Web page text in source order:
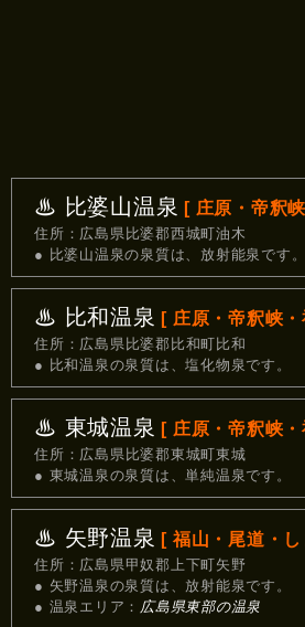
♨ 比婆山温泉 [ 庄原・帝釈
住所：広島県比婆郡西城町油木
● 比婆山温泉の泉質は、放射能泉です。
♨ 比和温泉 [ 庄原・帝釈峡
住所：広島県比婆郡比和町比和
● 比和温泉の泉質は、塩化物泉です。
♨ 東城温泉 [ 庄原・帝釈峡
住所：広島県比婆郡東城町東城
● 東城温泉の泉質は、単純温泉です。
♨ 矢野温泉 [ 福山・尾道・
住所：広島県甲奴郡上下町矢野
● 矢野温泉の泉質は、放射能泉です。
● 温泉エリア： 広島県東部の温泉